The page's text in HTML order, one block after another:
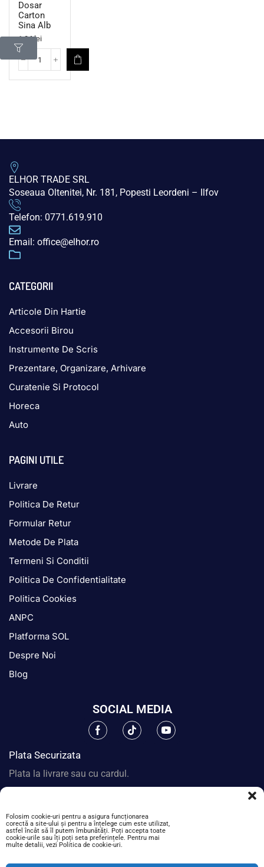
Folosim cookie-uri pentru a asigura funcționarea
corectă a site-ului și pentru a înțelege cum este utilizat,
astfel încât să îl putem îmbunătăți. Poți accepta toate
cookie-urile sau îți poți seta preferințele. Pentru mai
multe detalii, vezi Politica de cookie-uri.
Dosar
Carton
Sina Alb
1,04lei
ELHOR TRADE SRL
Soseaua Oltenitei, Nr. 181, Popesti Leordeni – Ilfov
Telefon: 0771.619.910
Email: office@elhor.ro
CATEGORII
Articole Din Hartie
Accesorii Birou
Instrumente De Scris
Prezentare, Organizare, Arhivare
Curatenie Si Protocol
Horeca
Auto
PAGINI UTILE
Livrare
Politica De Retur
Formular Retur
Metode De Plata
Termeni Si Conditii
Politica De Confidentialitate
Politica Cookies
ANPC
Platforma SOL
Despre Noi
Blog
SOCIAL MEDIA
Plata Securizata
Plata la livrare sau cu cardul.